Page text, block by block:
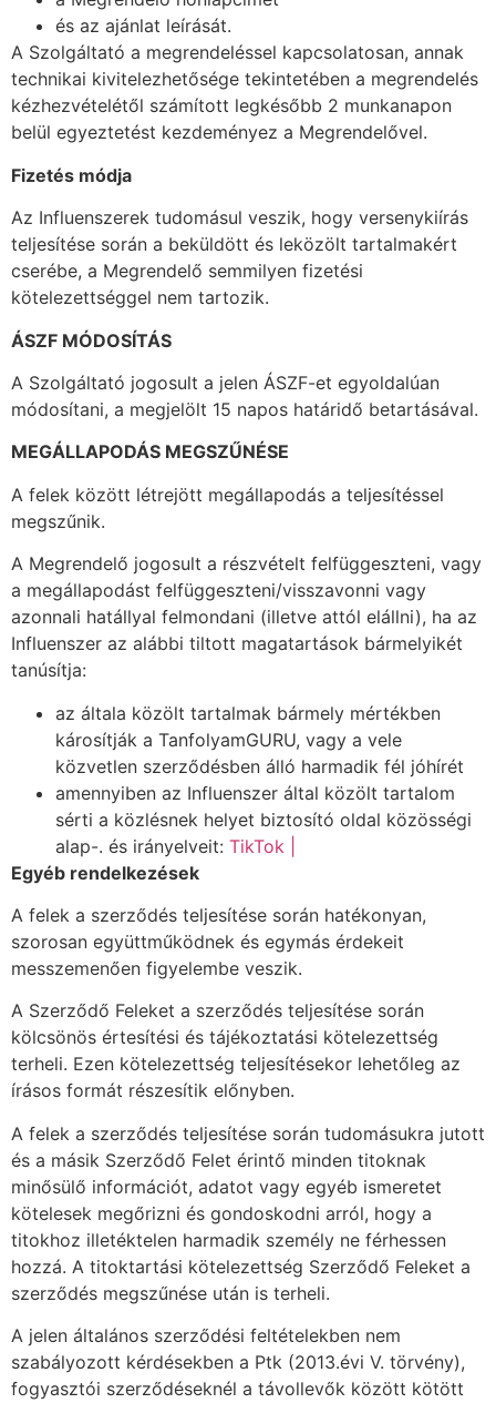
és az ajánlat leírását.
A Szolgáltató a megrendeléssel kapcsolatosan, annak
technikai kivitelezhetősége tekintetében a megrendelés
kézhezvételétől számított legkésőbb 2 munkanapon
belül egyeztetést kezdeményez a Megrendelővel.
Fizetés módja
Az Influenszerek tudomásul veszik, hogy versenykiírás
teljesítése során a beküldött és leközölt tartalmakért
cserébe, a Megrendelő semmilyen fizetési
kötelezettséggel nem tartozik.
ÁSZF MÓDOSÍTÁS
A Szolgáltató jogosult a jelen ÁSZF-et egyoldalúan
módosítani, a megjelölt 15 napos határidő betartásával.
MEGÁLLAPODÁS MEGSZŰNÉSE
A felek között létrejött megállapodás a teljesítéssel
megszűnik.
A Megrendelő jogosult a részvételt felfüggeszteni, vagy
a megállapodást felfüggeszteni/visszavonni vagy
azonnali hatállyal felmondani (illetve attól elállni), ha az
Influenszer az alábbi tiltott magatartások bármelyikét
tanúsítja:
az általa közölt tartalmak bármely mértékben
károsítják a TanfolyamGURU, vagy a vele
közvetlen szerződésben álló harmadik fél jóhírét
amennyiben az Influenszer által közölt tartalom
sérti a közlésnek helyet biztosító oldal közösségi
alap-. és irányelveit: TikTok |
Egyéb rendelkezések
A felek a szerződés teljesítése során hatékonyan,
szorosan együttműködnek és egymás érdekeit
messzemenően figyelembe veszik.
A Szerződő Feleket a szerződés teljesítése során
kölcsönös értesítési és tájékoztatási kötelezettség
terheli. Ezen kötelezettség teljesítésekor lehetőleg az
írásos formát részesítik előnyben.
A felek a szerződés teljesítése során tudomásukra jutott
és a másik Szerződő Felet érintő minden titoknak
minősülő információt, adatot vagy egyéb ismeretet
kötelesek megőrizni és gondoskodni arról, hogy a
titokhoz illetéktelen harmadik személy ne férhessen
hozzá. A titoktartási kötelezettség Szerződő Feleket a
szerződés megszűnése után is terheli.
A jelen általános szerződési feltételekben nem
szabályozott kérdésekben a Ptk (2013.évi V. törvény),
fogyasztói szerződéseknél a távollevők között kötött